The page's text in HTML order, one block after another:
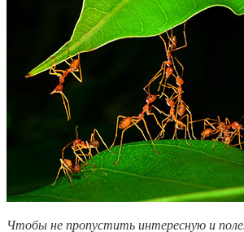
Чтобы не пропустить интересную и